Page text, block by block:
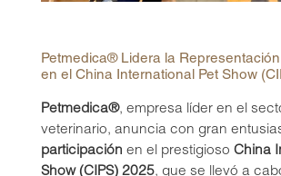
Petmedica® Lidera la
en el China International Pet Show
Petmedica®, empresa líder en el
veterinario, anuncia con gran
participación en el prestigioso China
Show (CIPS) 2025, que se llevó a